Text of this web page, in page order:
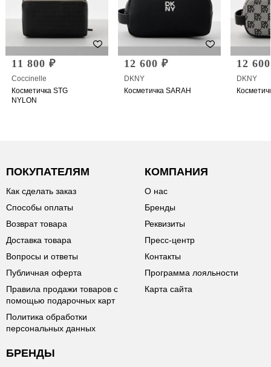
11 800 ₽
Coccinelle
Косметичка STG
NYLON
12 600 ₽
DKNY
Косметичка SARAH
12
DKNY
ПОКУПАТЕЛЯМ
Как сделать заказ
Способы оплаты
Возврат товара
Доставка товара
Вопросы и ответы
Публичная оферта
Правила продажи товаров с
помощью подарочных карт
Политика обработки
персональных данных
КОМПАНИЯ
О нас
Бренды
Реквизиты
Пресс-центр
Контакты
Программа лояльности
Карта сайта
БРЕНДЫ